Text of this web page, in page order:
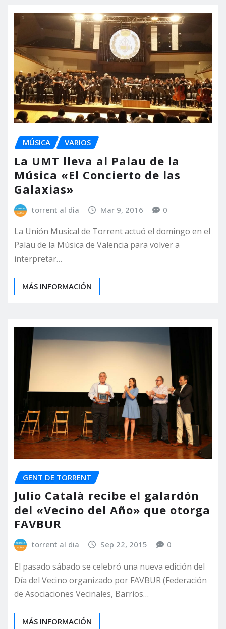
MÚSICA VARIOS
La UMT lleva al Palau de la
Música «El Concierto de las
Galaxias»
torrent al dia Mar 9, 2016 0
La Unión Musical de Torrent actuó el domingo en el
Palau de la Música de Valencia para volver a
interpretar…
MÁS INFORMACIÓN
GENT DE TORRENT
Julio Català recibe el galardón
del «Vecino del Año» que otorga
FAVBUR
torrent al dia Sep 22, 2015 0
El pasado sábado se celebró una nueva edición del
Día del Vecino organizado por FAVBUR (Federación
de Asociaciones Vecinales, Barrios…
MÁS INFORMACIÓN